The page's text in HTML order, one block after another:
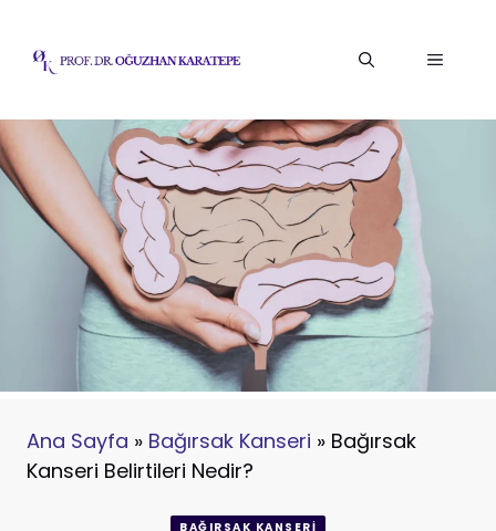
atla
Menü
Ana Sayfa » Bağırsak Kanseri » Bağırsak
Kanseri Belirtileri Nedir?
BAĞIRSAK KANSERI